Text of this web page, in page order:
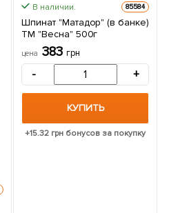
В наличии. 85584
Шпинат "Матадор" (в банке)
ТМ "Весна" 500г
цена 383 грн
- +
КУПИТЬ
+15.32 грн бонусов за покупку